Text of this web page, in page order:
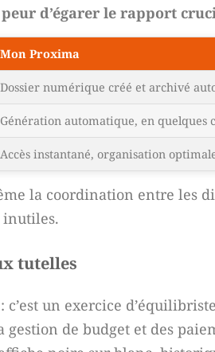
d’égarer le rapport
Mon Proxima
Dossier numérique créé et archivé
Génération automatique, en quelques
Accès instantané, organisation
la coordination entre les
inutiles.
tutelles
un exercice
de budget et des